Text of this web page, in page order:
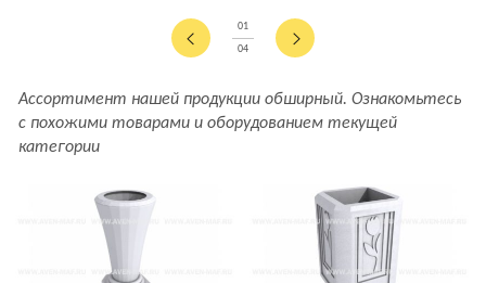
Ассортимент нашей продукции обширный. Ознакомьтесь
с похожими товарами и оборудованием текущей
категории
01
04